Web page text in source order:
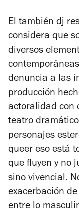
El también dj
considera que
diversos
denuncia a las
producción
actoralidad con
teatro
personajes
queer eso está
que fluyen y no
sino vivencial.
exacerbación
entre lo